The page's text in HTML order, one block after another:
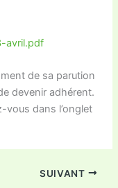
avril.pdf
de sa parution
devenir adhérent.
vous dans l’onglet
SUIVANT